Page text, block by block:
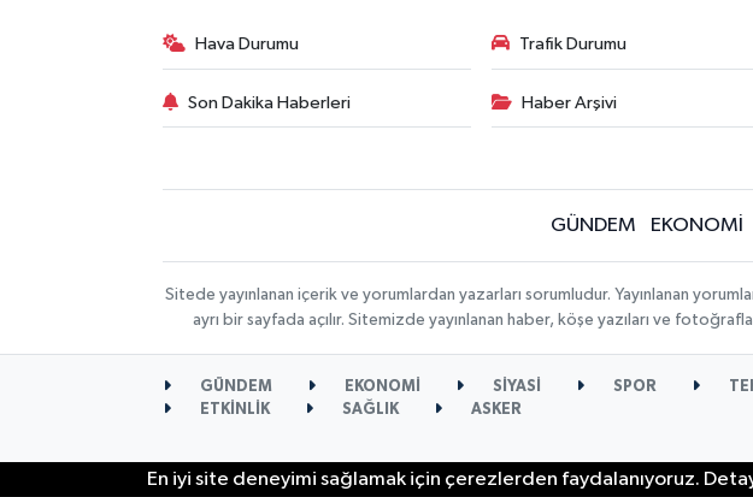
Hava Durumu Trafik Durumu
Son Dakika Haberleri Haber Arşivi
GÜNDEM EKONOMİ
Sitede yayınlanan içerik ve yorumlardan yazarları sorumludur. Yayınlanan
ayrı bir sayfada açılır. Sitemizde yayınlanan haber, köşe yazıları ve
GÜNDEM EKONOMİ SİYASİ SPOR
ETKİNLİK
SAĞLIK ASKER
En iyi site deneyimi sağlamak için çerezlerden faydalanıyoruz.